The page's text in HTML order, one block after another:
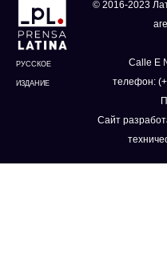
РУССКОЕ
ИЗДАНИЕ
© 2016-2023
Calle E
телефон:
Сайт